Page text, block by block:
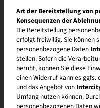
Art der Bereitstellung von
Konsequenzen der
Die Bereitstellung
erfolgt freiwillig. Sie können
personenbezogene Daten
stellen. Sofern die
beruht, können Sie diese
einen Widerruf kann es ggfs.
und das Angebot von
Umfang nutzen können.
personenbezogenen Daten